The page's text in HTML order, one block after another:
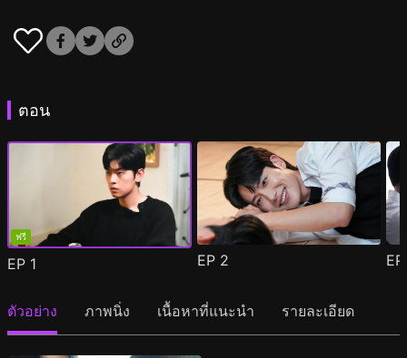
ตอน
ฟรี
EP 1 EP 2
ตัวอย่าง ภาพนิ่ง เนื้อหาที่แนะนำ รายละเอียด